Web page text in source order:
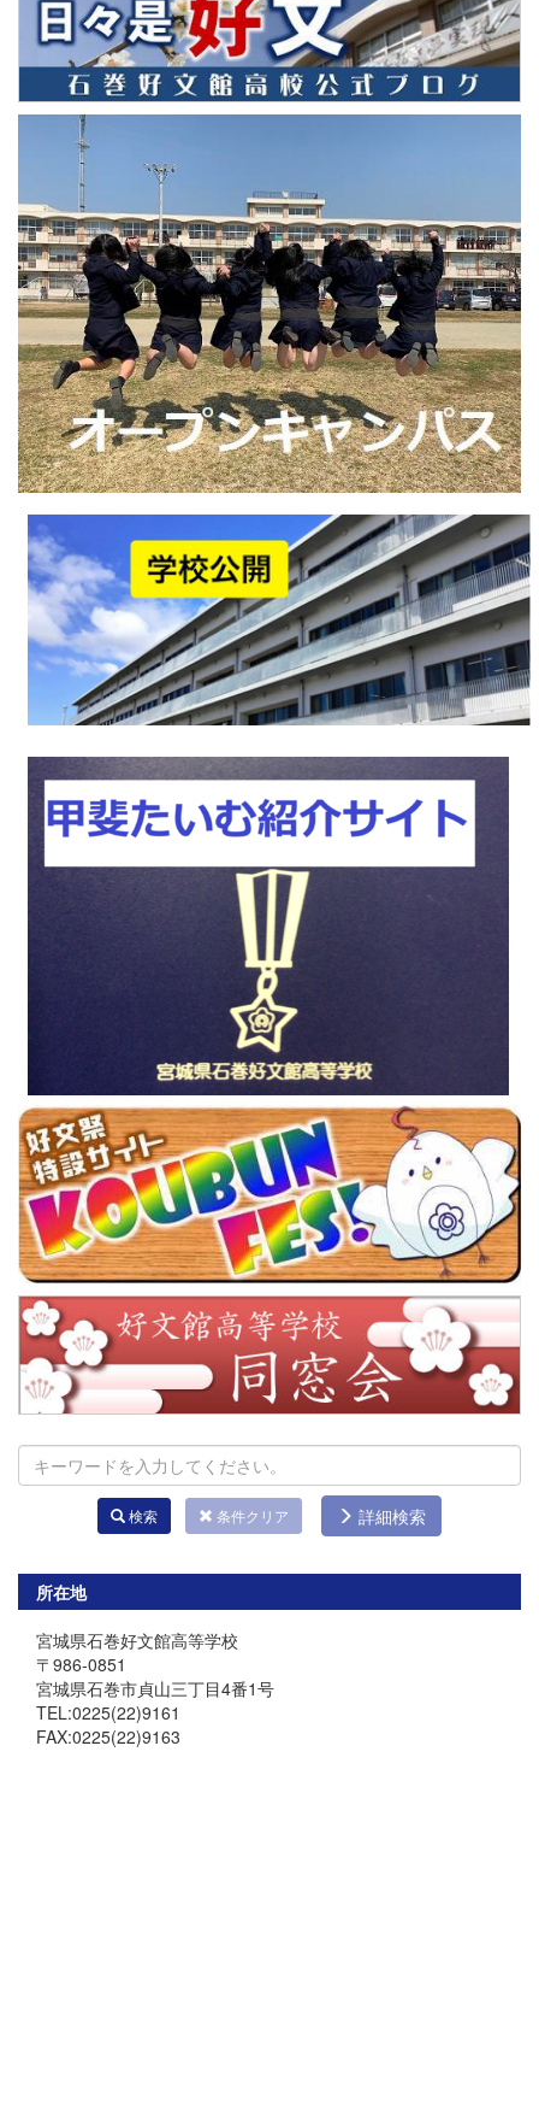
検索 条件クリア 詳細検索
所在地
宮城県石巻好文館高等学校
〒986-0851
宮城県石巻市貞山三丁目4番1号
TEL:0225(22)9161
FAX:0225(22)9163